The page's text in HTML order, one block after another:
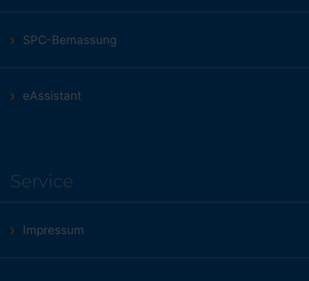
SPC-Bemassung
eAssistant
Service
Impressum